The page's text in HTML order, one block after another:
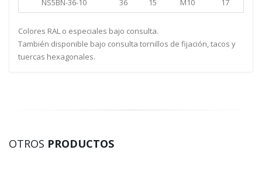
NS5BN-36-10
36 15 M10 17
Colores RAL o especiales bajo consulta.
También disponible bajo consulta tornillos de fijación, tacos y
tuercas hexagonales.
OTROS PRODUCTOS